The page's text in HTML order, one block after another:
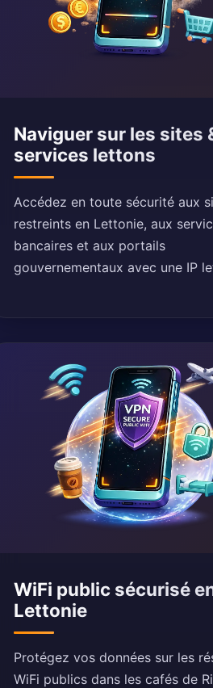
Naviguer sur les sites
services lettons
Accédez en toute sécurité aux
restreints en Lettonie, aux
bancaires et aux portails
gouvernementaux avec une IP
WiFi public sécurisé
Lettonie
Protégez vos données sur les
WiFi publics dans les cafés de